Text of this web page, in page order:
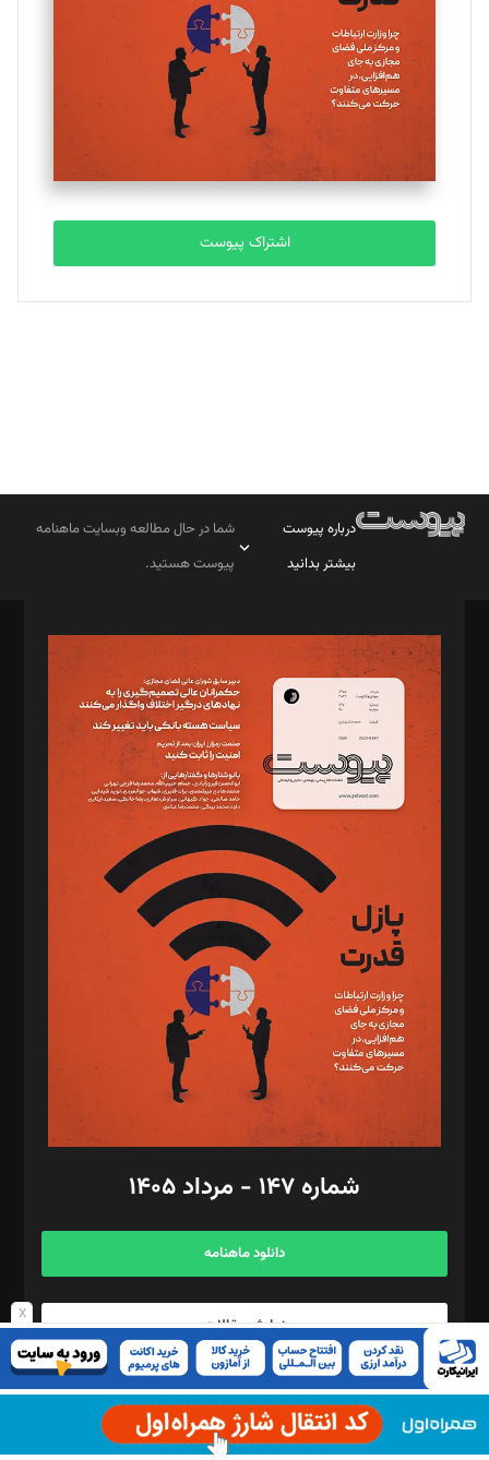
x
ملینا جعفری
تحریریه
مصطفی مسجدی آرانی
تحریریه
بابک نقاش
تحریریه
اشتراک پیوست
درباره پیوست
بیشتر بدانید
شما در حال مطالعه وبسایت ماهنامه
پیوست هستید.
مدیر مسئول: محمدباقر اثنی‌عشری
سردبیر: مهرک محمودی
دبیر تحریریه: میثم قاسمی
د‌بیر ناداستان: سمانه سمیع
د‌بیر خدمت و تجارت: ابوالفضل رجبی
د‌بیر حقوق فناوری: حسام‌الدین ایپکچی
د‌بیر پیوست جهان: مینا پاکدل
د‌بیر تحریریه آنلاین: بابک نقاش
تحریریه‌: مجتبی محمود‌ی، آرش برهمند، یسنا امان‌پور، سروش کرمیان،
مصطفی مسجدی آرانی، ابوالفضل رجبی، زهرا فکرانه، فائزه فتحی
رستمی،مصطفی باستان
ویرایش: نگار استاد‌‌آقا
طراح یونیفرم: مجید توکلی
فیلمبرداری و عکاسی: امیر شفیعی، مانی لطفی زاده
گرافیک و صفحه‌آرایی: سید‌سبحان‌علی ثابت
مد‌یر توسعه تجاری: کامبیز برید‌
امور مالی: شاپور رهبری، محمد‌ کاظمی‌نیا
آگهی و مشترکین: ۰۹۱۹۹۹۹۰۴۵۴
شماره ۱۴۷ - مرداد ۱۴۰۵
دانلود ماهنامه
نمایش مقالات
با خبرنامه پیوست، به روز بمانید